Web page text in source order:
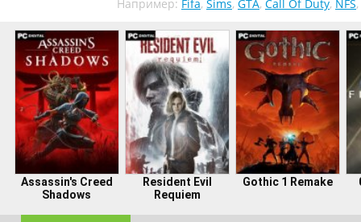
Например: Fifa, Sims, GTA, Call Of Duty, NFS,
Assassin's Creed
Shadows
Resident Evil
Requiem
Gothic 1 Remake